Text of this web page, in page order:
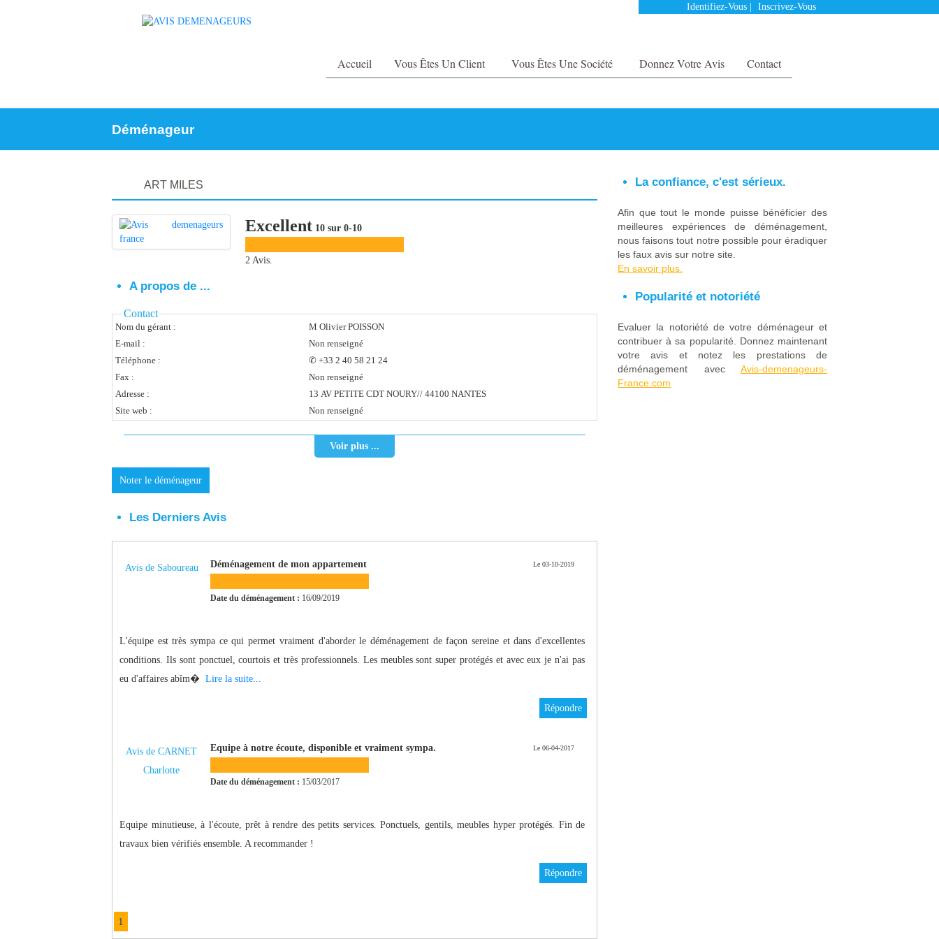
Identifiez-Vous Inscrivez-Vous
Accueil Vous Êtes Un Client Vous Êtes Une Société Donnez Votre Avis Contact
Déménageur
ART MILES
Excellent 10 sur 0-10
2 Avis.
A propos de ...
Contact
Nom du gérant :
M Olivier POISSON
E-mail :
Non renseigné
Téléphone :
✆ +33 2 40 58 21 24
Fax :
Non renseigné
Adresse :
13 AV PETITE CDT NOURY// 44100 NANTES
Site web :
Non renseigné
Voir plus ...
Noter le déménageur
Les Derniers Avis
Avis de Saboureau Déménagement de mon appartement
Date du déménagement : 16/09/2019
Le 03-10-2019
L'équipe est très sympa ce qui permet vraiment d'aborder le déménagement de façon sereine et dans d'excellentes
conditions. Ils sont ponctuel, courtois et très professionnels. Les meubles sont super protégés et avec eux je n'ai pas
eu d'affaires abîm� Lire la suite...
Répondre
Avis de CARNET
Charlotte
Equipe à notre écoute, disponible et vraiment sympa.
Date du déménagement : 15/03/2017
Le 06-04-2017
Equipe minutieuse, à l'écoute, prêt à rendre des petits services. Ponctuels, gentils, meubles hyper protégés. Fin de
travaux bien vérifiés ensemble. A recommander !
Répondre
1
La confiance, c'est sérieux.
Afin que tout le monde puisse bénéficier des
meilleures expériences de déménagement,
nous faisons tout notre possible pour éradiquer
les faux avis sur notre site.
En savoir plus.
Popularité et notoriété
Evaluer la notoriété de votre déménageur et
contribuer à sa popularité. Donnez maintenant
votre avis et notez les prestations de
déménagement avec Avis-demenageurs-
France.com